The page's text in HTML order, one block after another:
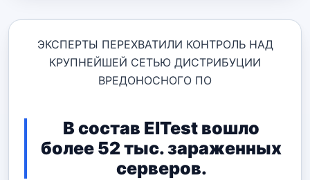
ЭКСПЕРТЫ ПЕРЕХВАТИЛИ КОНТРОЛЬ НАД
КРУПНЕЙШЕЙ СЕТЬЮ ДИСТРИБУЦИИ
ВРЕДОНОСНОГО ПО
В состав EITest вошло
более 52 тыс. зараженных
серверов.